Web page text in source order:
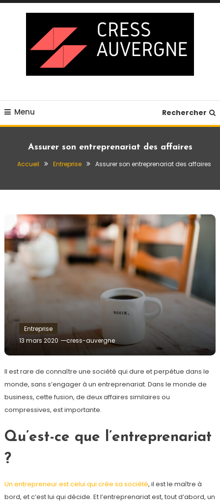
Skip
Menu Rechercher
Assurer son entreprenariat des affaires
Accueil Entreprise Assurer son entreprenariat des affaires
Entreprise
13 mars 2020
cress-auvergne
Il est rare de connaître une société qui dure et perpétue dans le
monde, sans s’engager à un entreprenariat. Dans le monde de
business, cette fusion, de deux affaires similaires ou
compressives, est importante.
Qu’est-ce que l’entreprenariat
?
Un entrepreneur est celui qui crée sa société, il est le maître à
bord, et c’est lui qui décide. Et l’entreprenariat est, tout d’abord, un